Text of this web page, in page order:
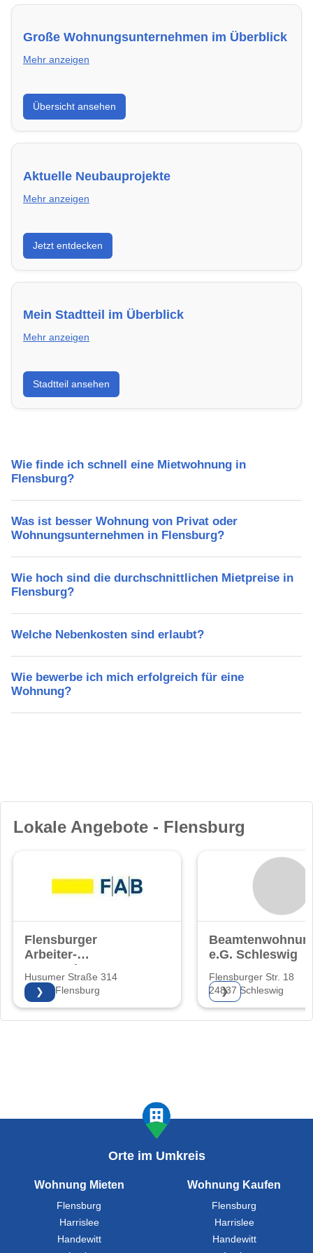
Große Wohnungsunternehmen im Überblick
Mehr anzeigen
Hier findest du die wichtigsten Anbieter in Flensburg –
von Genossenschaften bis zu privaten Vermietern.
Übersicht ansehen
Aktuelle Neubauprojekte
Mehr anzeigen
Entdecke Neubauprojekte in Flensburg – modern,
energieeffizient und sofort bezugsfertig.
Jetzt entdecken
Mein Stadtteil im Überblick
Mehr anzeigen
Erfahre mehr über deinen Stadtteil in Flensburg:
Lebensqualität, Verkehrsanbindung, Schulen,
Stadtteil ansehen
Wie finde ich schnell eine Mietwohnung in
Flensburg?
Was ist besser Wohnung von Privat oder
Wohnungsunternehmen in Flensburg?
Wie hoch sind die durchschnittlichen Mietpreise in
Flensburg?
Welche Nebenkosten sind erlaubt?
Wie bewerbe ich mich erfolgreich für eine
Wohnung?
Lokale Angebote - Flensburg
Flensburger
Arbeiter-
Bauverein eG
Husumer Straße 314
24941 Flensburg
❯
e.G. Schleswig
Flensburger Str. 18
24837 Schleswig
❯
Orte im Umkreis
Wohnung Mieten
Flensburg
Harrislee
Handewitt
Wohnung Kaufen
Flensburg
Harrislee
Handewitt